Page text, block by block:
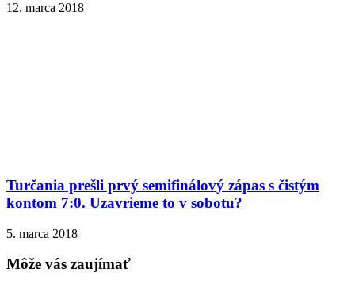
12. marca 2018
Turčania prešli prvý semifinálový zápas s čistým
kontom 7:0. Uzavrieme to v sobotu?
5. marca 2018
Môže vás zaujímať